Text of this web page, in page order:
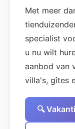
Met meer
specialist
u nu wilt
aanbod van
villa's, gîtes
🔍